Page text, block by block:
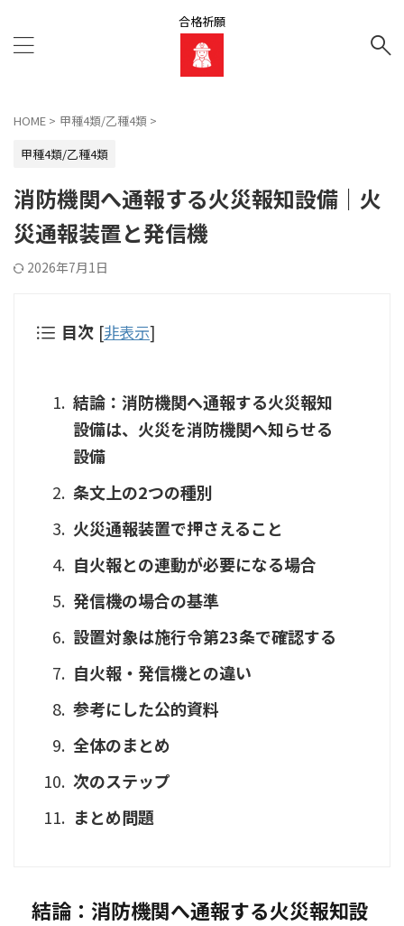
合格祈願
HOME > 甲種4類/乙種4類 >
甲種4類/乙種4類
消防機関へ通報する火災報知設備｜火
災通報装置と発信機
2026年7月1日
目次 [非表示]
結論：消防機関へ通報する火災報知
設備は、火災を消防機関へ知らせる
設備
条文上の2つの種別
火災通報装置で押さえること
自火報との連動が必要になる場合
発信機の場合の基準
設置対象は施行令第23条で確認する
自火報・発信機との違い
参考にした公的資料
全体のまとめ
次のステップ
まとめ問題
結論：消防機関へ通報する火災報知設